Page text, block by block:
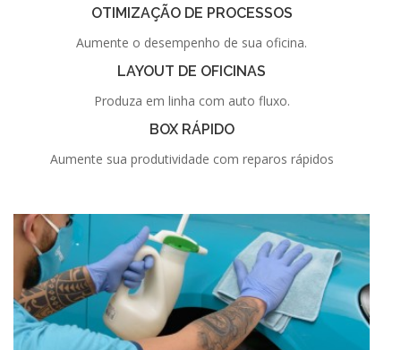
OTIMIZAÇÃO DE PROCESSOS
Aumente o desempenho de sua oficina.
LAYOUT DE OFICINAS
Produza em linha com auto fluxo.
BOX RÁPIDO
Aumente sua produtividade com reparos rápidos